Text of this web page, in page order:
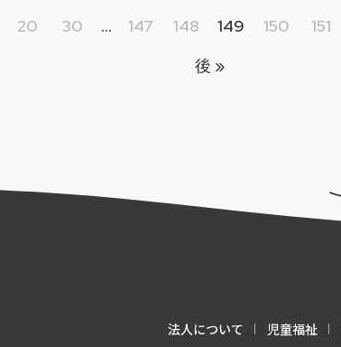
20 30 ... 147 148 149 150 151
後 »
法人について 児童福祉